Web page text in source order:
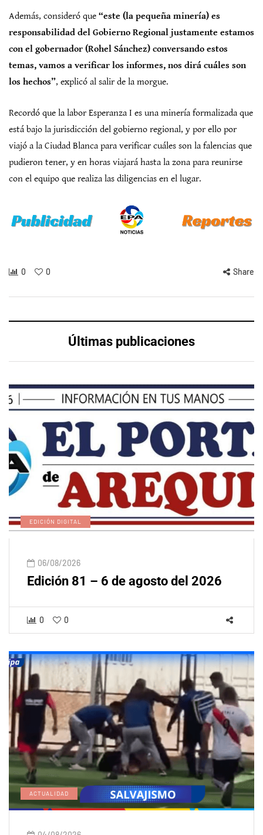
Además, consideró que “este (la pequeña minería) es
responsabilidad del Gobierno Regional justamente estamos
con el gobernador (Rohel Sánchez) conversando estos
temas, vamos a verificar los informes, nos dirá cuáles son
los hechos”, explicó al salir de la morgue.
Recordó que la labor Esperanza I es una minería formalizada que
está bajo la jurisdicción del gobierno regional, y por ello por
viajó a la Ciudad Blanca para verificar cuáles son la falencias que
pudieron tener, y en horas viajará hasta la zona para reunirse
con el equipo que realiza las diligencias en el lugar.
0 0 Share
Últimas publicaciones
EDICIÓN DIGITAL
06/08/2026
Edición 81 – 6 de agosto del 2026
0 0
ACTUALIDAD